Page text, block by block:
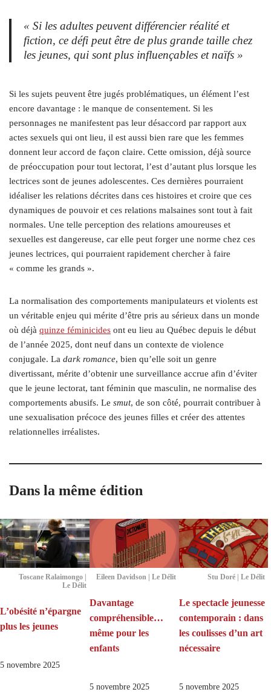
« Si les adultes peuvent différencier réalité et
fiction, ce défi peut être de plus grande taille chez
les jeunes, qui sont plus influençables et naïfs »
Si les sujets peuvent être jugés problématiques, un élément l’est
encore davantage : le manque de consentement. Si les
personnages ne manifestent pas leur désaccord par rapport aux
actes sexuels qui ont lieu, il est aussi bien rare que les femmes
donnent leur accord de façon claire. Cette omission, déjà source
de préoccupation pour tout lectorat, l’est d’autant plus lorsque les
lectrices sont de jeunes adolescentes. Ces dernières pourraient
idéaliser les relations décrites dans ces histoires et croire que ces
dynamiques de pouvoir et ces relations malsaines sont tout à fait
normales. Une telle perception des relations amoureuses et
sexuelles est dangereuse, car elle peut forger une norme chez ces
jeunes lectrices, qui pourraient rapidement chercher à faire
« comme les grands ».
La normalisation des comportements manipulateurs et violents est
un véritable enjeu qui mérite d’être pris au sérieux dans un monde
où déjà quinze féminicides ont eu lieu au Québec depuis le début
de l’année 2025, dont neuf dans un contexte de violence
conjugale. La dark romance, bien qu’elle soit un genre
divertissant, mérite d’obtenir une surveillance accrue afin d’éviter
que le jeune lectorat, tant féminin que masculin, ne normalise des
comportements abusifs. Le smut, de son côté, pourrait contribuer à
une sexualisation précoce des jeunes filles et créer des attentes
relationnelles irréalistes.
Dans la même édition
Toscane Ralaimongo |
Le Délit
L’obésité n’épargne
plus les jeunes
5 novembre 2025
Eileen Davidson | Le Délit
Davantage
compréhensible…
même pour les
enfants
5 novembre 2025
Stu Doré | Le Délit
Le spectacle jeunesse
contemporain : dans
les coulisses d’un art
nécessaire
5 novembre 2025